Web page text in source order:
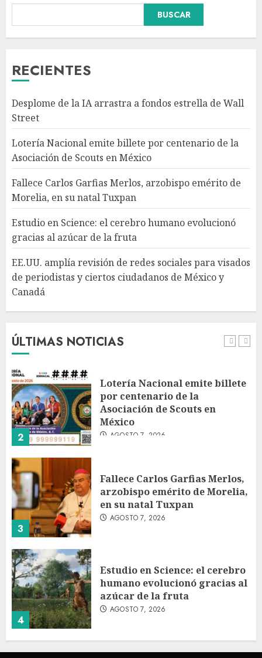
BUSCAR
RECIENTES
Desplome de la IA arrastra a fondos estrella de Wall
Street
Lotería Nacional emite billete por centenario de la
Asociación de Scouts en México
Fallece Carlos Garfias Merlos, arzobispo emérito de
Morelia, en su natal Tuxpan
Estudio en Science: el cerebro humano evolucionó
gracias al azúcar de la fruta
EE.UU. amplía revisión de redes sociales para visados
de periodistas y ciertos ciudadanos de México y
Canadá
ÚLTIMAS NOTICIAS
3
Fallece Carlos Garfias Merlos,
arzobispo emérito de Morelia,
4
humano evolucionó gracias al
azúcar de la fruta
AGOSTO 7, 2026
EE.UU. amplía revisión de
periodistas y ciertos
ciudadanos de México y
Canadá
AGOSTO 7, 2026
1
fondos estrella de Wall Street
2
Lotería Nacional emite billete
por centenario de la
Asociación de Scouts en
México
AGOSTO 7, 2026
3
Fallece Carlos Garfias Merlos,
arzobispo emérito de Morelia,
en su natal Tuxpan
AGOSTO 7, 2026
4
Estudio en Science: el cerebro
humano evolucionó gracias al
azúcar de la fruta
AGOSTO 7, 2026